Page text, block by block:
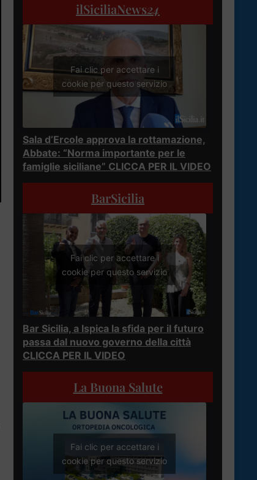
ilSiciliaNews24
Fai clic per accettare i
cookie per questo servizio
Sala d’Ercole approva la rottamazione,
Abbate: “Norma importante per le
famiglie siciliane” CLICCA PER IL VIDEO
BarSicilia
Fai clic per accettare i
cookie per questo servizio
Bar Sicilia, a Ispica la sfida per il futuro
passa dal nuovo governo della città
CLICCA PER IL VIDEO
La Buona Salute
Fai clic per accettare i
cookie per questo servizio